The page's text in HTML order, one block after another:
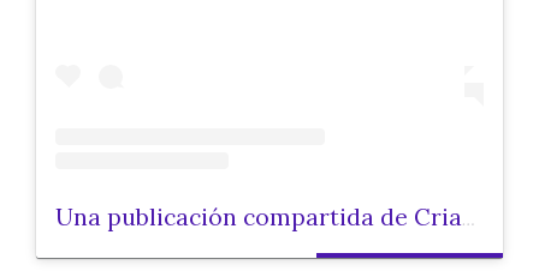
Una publicación compartida de Criar.cat (@criarcat)